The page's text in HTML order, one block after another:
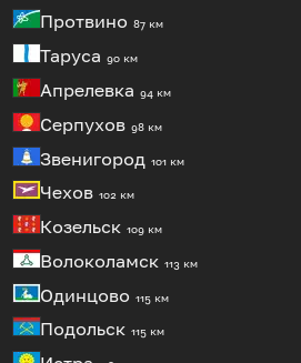
Протвино 87 км
Таруса 90 км
Апрелевка 94 км
Серпухов 98 км
Звенигород 101 км
Чехов 102 км
Козельск 109 км
Волоколамск 113 км
Одинцово 115 км
Подольск 115 км